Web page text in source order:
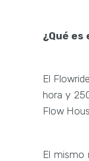
¿Qué es
El
hora y
Flow
El mismo